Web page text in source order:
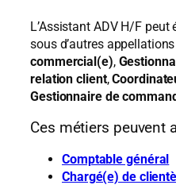
L’Assistant ADV H/F
sous d’autres
commercial(e),
relation client,
Gestionnaire de
Ces métiers peuvent
Comptable général
Chargé(e) de